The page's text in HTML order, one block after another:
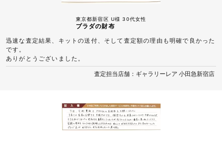
東京都新宿区 U様 30代女性
プラダの財布
迅速な査定結果、キットの送付、そして査定額の理由も明確で良かった
です。
ありがとうございました。
査定担当店舗：ギャラリーレア 小田急新宿店